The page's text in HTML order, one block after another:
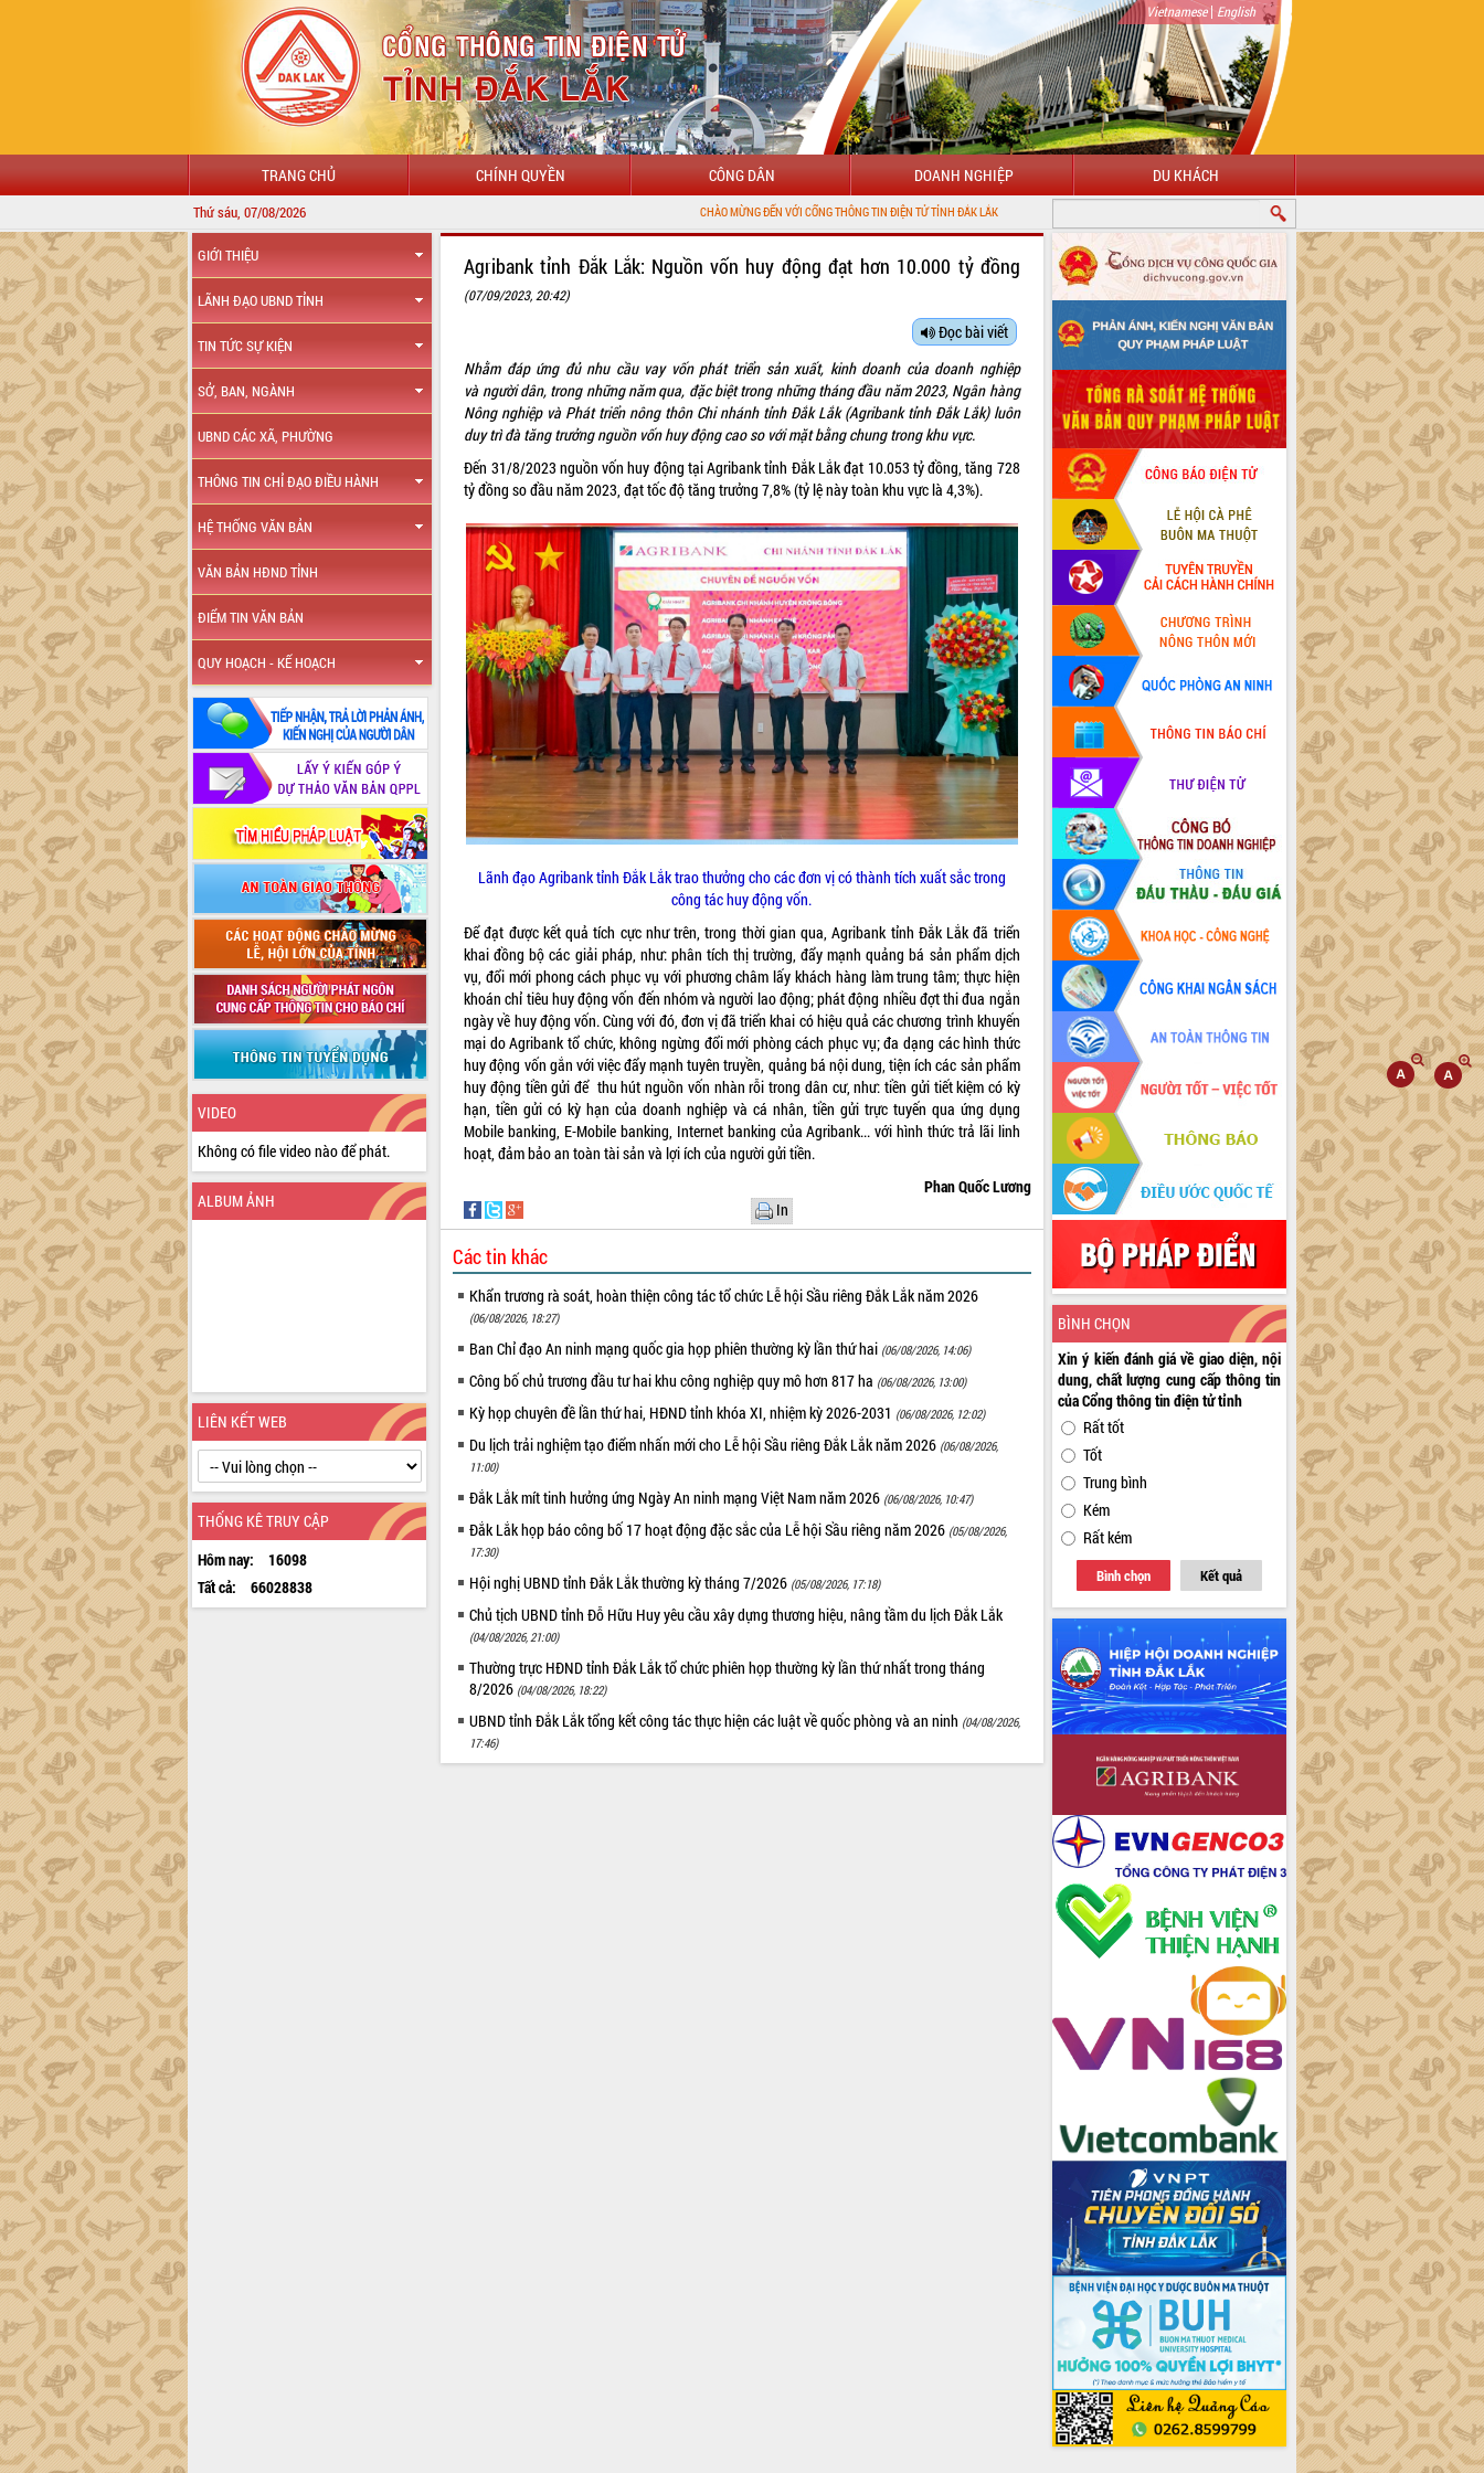
Vietnamese| English
TRANG CHỦ CHÍNH QUYỀN CÔNG DÂN DOANH NGHIỆP DU KHÁCH
Thứ sáu, 07/08/2026 CHÀO MỪNG ĐẾN VỚI CỔNG THÔNG TIN ĐIỆN TỬ TỈNH ĐẮK LẮK
GIỚI THIỆU
LÃNH ĐẠO UBND TỈNH
TIN TỨC SỰ KIỆN
SỞ, BAN, NGÀNH
UBND CÁC XÃ, PHƯỜNG
THÔNG TIN CHỈ ĐẠO ĐIỀU HÀNH
HỆ THỐNG VĂN BẢN
VĂN BẢN HĐND TỈNH
ĐIỂM TIN VĂN BẢN
QUY HOẠCH - KẾ HOẠCH
VIDEO
Không có file video nào để phát.
ALBUM ẢNH
LIÊN KẾT WEB
THỐNG KÊ TRUY CẬP
Hôm nay:
16098
Tất cả:
66028838
Agribank tỉnh Đắk Lắk: Nguồn vốn huy động đạt hơn 10.000 tỷ đồng
(07/09/2023, 20:42)
Đọc bài viết
Nhằm đáp ứng đủ nhu cầu vay vốn phát triển sản xuất, kinh doanh của doanh nghiệp
và người dân, trong những năm qua, đặc biệt trong những tháng đầu năm 2023, Ngân hàng
Nông nghiệp và Phát triển nông thôn Chi nhánh tỉnh Đắk Lắk (Agribank tỉnh Đắk Lắk) luôn
duy trì đà tăng trưởng nguồn vốn huy động cao so với mặt bằng chung trong khu vực.
Đến 31/8/2023 nguồn vốn huy động tại Agribank tỉnh Đắk Lắk đạt 10.053 tỷ đồng, tăng 728
tỷ đồng so đầu năm 2023, đạt tốc độ tăng trưởng 7,8% (tỷ lệ này toàn khu vực là 4,3%).
Lãnh đạo Agribank tỉnh Đắk Lắk trao thưởng cho các đơn vị có thành tích xuất sắc trong
công tác huy động vốn.
Để đạt được kết quả tích cực như trên, trong thời gian qua, Agribank tỉnh Đắk Lắk đã triển
khai đồng bộ các giải pháp, như: phân tích thị trường, đẩy mạnh quảng bá sản phẩm dịch
vụ, đổi mới phong cách phục vụ với phương châm lấy khách hàng làm trung tâm; thực hiện
khoán chỉ tiêu huy động vốn đến nhóm và người lao động; phát động nhiều đợt thi đua ngắn
ngày về huy động vốn. Cùng với đó, đơn vị đã triển khai có hiệu quả các chương trình khuyến
mại do Agribank tổ chức, không ngừng đổi mới phòng cách phục vụ; đa dạng các hình thức
huy động vốn gắn với việc đẩy mạnh tuyên truyền, quảng bá nội dung, tiện ích các sản phẩm
huy động tiền gửi để thu hút nguồn vốn nhàn rỗi trong dân cư, như: tiền gửi tiết kiệm có kỳ
hạn, tiền gửi có kỳ hạn của doanh nghiệp và cá nhân, tiền gửi trực tuyến qua ứng dụng
Mobile banking, E-Mobile banking, Internet banking của Agribank... với hình thức trả lãi linh
hoạt, đảm bảo an toàn tài sản và lợi ích của người gửi tiền.
Phan Quốc Lương
In
Các tin khác
Khẩn trương rà soát, hoàn thiện công tác tổ chức Lễ hội Sầu riêng Đắk Lắk năm 2026
(06/08/2026, 18:27)
Ban Chỉ đạo An ninh mạng quốc gia họp phiên thường kỳ lần thứ hai (06/08/2026, 14:06)
Công bố chủ trương đầu tư hai khu công nghiệp quy mô hơn 817 ha (06/08/2026, 13:00)
Kỳ họp chuyên đề lần thứ hai, HĐND tỉnh khóa XI, nhiệm kỳ 2026-2031 (06/08/2026, 12:02)
Du lịch trải nghiệm tạo điểm nhấn mới cho Lễ hội Sầu riêng Đắk Lắk năm 2026 (06/08/2026,
11:00)
Đắk Lắk mít tinh hưởng ứng Ngày An ninh mạng Việt Nam năm 2026 (06/08/2026, 10:47)
Đắk Lắk họp báo công bố 17 hoạt động đặc sắc của Lễ hội Sầu riêng năm 2026 (05/08/2026,
17:30)
Hội nghị UBND tỉnh Đắk Lắk thường kỳ tháng 7/2026 (05/08/2026, 17:18)
Chủ tịch UBND tỉnh Đỗ Hữu Huy yêu cầu xây dựng thương hiệu, nâng tầm du lịch Đắk Lắk
(04/08/2026, 21:00)
Thường trực HĐND tỉnh Đắk Lắk tổ chức phiên họp thường kỳ lần thứ nhất trong tháng
8/2026 (04/08/2026, 18:22)
UBND tỉnh Đắk Lắk tổng kết công tác thực hiện các luật về quốc phòng và an ninh (04/08/2026,
17:46)
BÌNH CHỌN
Xin ý kiến đánh giá về giao diện, nội
dung, chất lượng cung cấp thông tin
của Cổng thông tin điện tử tỉnh
Rất tốt
Tốt
Trung bình
Kém
Rất kém
Bình chọn Kết quả